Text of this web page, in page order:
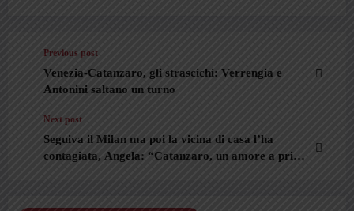
Previous post
Venezia-Catanzaro, gli strascichi: Verrengia e
Antonini saltano un turno
Next post
Seguiva il Milan ma poi la vicina di casa l’ha
contagiata, Angela: “Catanzaro, un amore a prima